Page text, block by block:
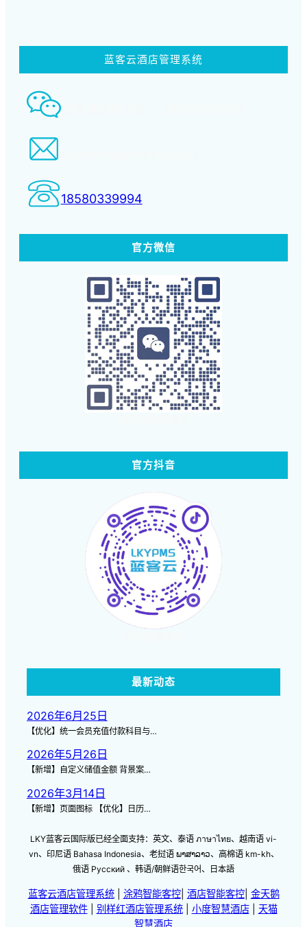
蓝客云酒店管理系统
智慧酒店事业部： 18580339994
18580339994
官方微信
官方抖音
最新动态
2026年6月25日
【优化】统一会员充值付款科目与…
2026年5月26日
【新增】自定义储值金额 背景案…
2026年3月14日
【新增】页面图标 【优化】日历…
LKY蓝客云国际版已经全面支持：英文、泰语 ภาษาไทย、越南语 vi-
vn、印尼语 Bahasa Indonesia、老挝语 ພາສາລາວ、高棉语 km-kh、
俄语 Русский 、韩语/朝鲜语한국어、日本語
蓝客云酒店管理系统| 涂鸦智能客控| 酒店智能客控| 金天鹅
酒店管理软件| 别样红酒店管理系统| 小度智慧酒店| 天猫
智慧酒店